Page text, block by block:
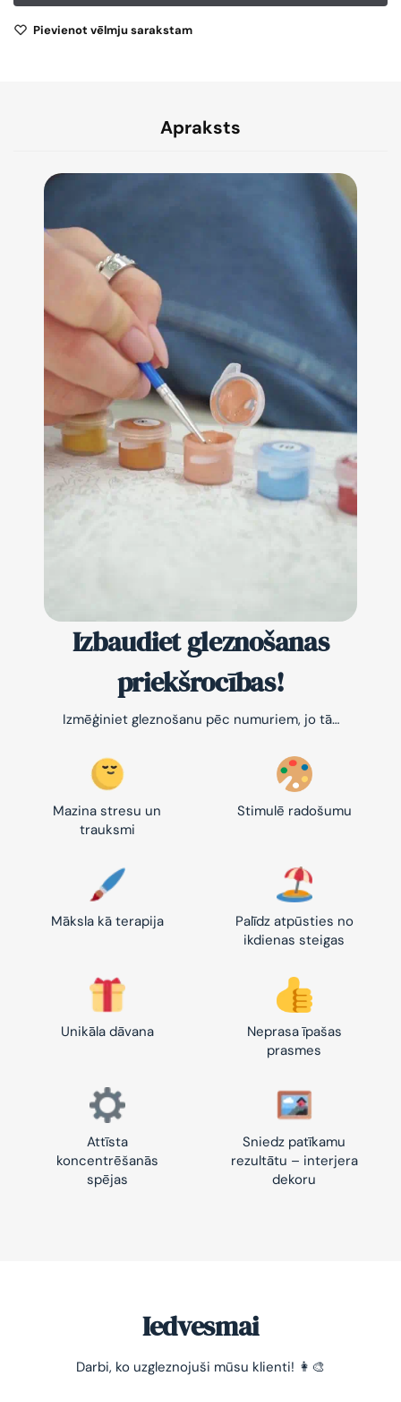
Pievienot vēlmju sarakstam
Apraksts
Izbaudiet gleznošanas
priekšrocības!
Izmēģiniet gleznošanu pēc numuriem, jo tā…
Mazina stresu un
trauksmi
Stimulē radošumu
Māksla kā terapija
Palīdz atpūsties no
ikdienas steigas
Unikāla dāvana
Neprasa īpašas
prasmes
Attīsta
koncentrēšanās
spējas
Sniedz patīkamu
rezultātu – interjera
dekoru
Iedvesmai
Darbi, ko uzgleznojuši mūsu klienti! 👩‍🎨
-10% pirmajam pasūtījumam
Vienkāršs veids, kā atslābināties un nomierināt